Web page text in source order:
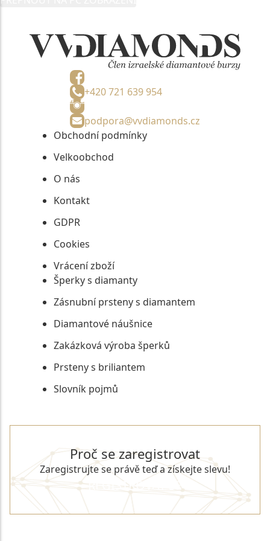
+420 721 639 954
podpora@vvdiamonds.cz
Obchodní podmínky
Velkoobchod
O nás
Kontakt
GDPR
Cookies
Vrácení zboží
Šperky s diamanty
Zásnubní prsteny s diamantem
Diamantové náušnice
Zakázková výroba šperků
Prsteny s briliantem
Slovník pojmů
Proč se zaregistrovat
Zaregistrujte se právě teď a získejte slevu!
REGISTROVAT SE